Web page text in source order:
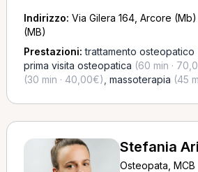
Indirizzo: Via Gilera 164, Arcore
(MB)
Prestazioni:trattamento osteopatico
prima visita osteopatica (60 min ·
(30 min · 40,00€) massoterapia (45
Stefania
Osteopata, MCB